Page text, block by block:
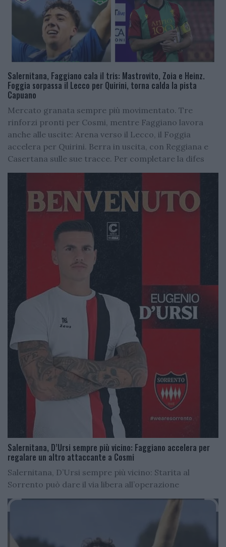
Salernitana, Faggiano cala il tris: Mastrovito, Zoia e Heinz.
Foggia sorpassa il Lecco per Quirini, torna calda la pista
Capuano
Mercato granata sempre più movimentato. Tre
rinforzi pronti per Cosmi, mentre Faggiano lavora
anche alle uscite: Arena verso il Lecco, il Foggia
accelera per Quirini. Berra in uscita, con Reggiana e
Casertana sulle sue tracce. Per completare la difes
Salernitana, D’Ursi sempre più vicino: Faggiano accelera per
regalare un altro attaccante a Cosmi
Salernitana, D’Ursi sempre più vicino: Starita al
Sorrento può dare il via libera all’operazione